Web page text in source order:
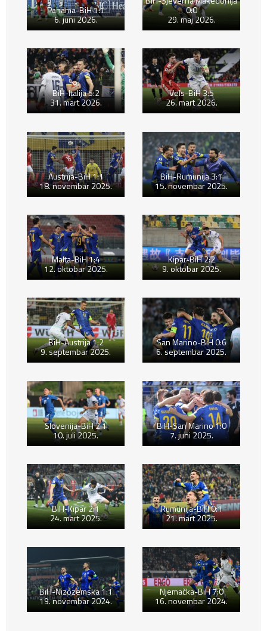
Panama-BiH 1:1
6. juni 2026.
0:0
29. maj 2026.
BiH-Italija 5:2
31. mart 2026.
Vels-BiH 3:5
26. mart 2026.
Austrija-BiH 1:1
18. novembar 2025.
BiH-Rumunija 3:1
15. novembar 2025.
Malta-BiH 1:4
12. oktobar 2025.
Kipar-BiH 2:2
9. oktobar 2025.
BiH-Austrija 1:2
9. septembar 2025.
San Marino-BiH 0:6
6. septembar 2025.
Slovenija-BiH 2:1
10. juli 2025.
BiH-San Marino 1:0
7. juni 2025.
BiH-Kipar 2:1
24. mart 2025.
Rumunija-BiH 0:1
21. mart 2025.
BiH-Nizozemska 1:1
19. novembar 2024.
Njemačka-BiH 7:0
16. novembar 2024.